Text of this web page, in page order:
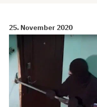
25. November 2020